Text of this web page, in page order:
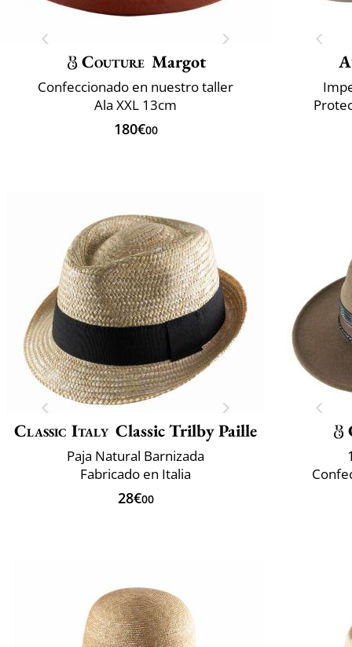
Couture Margot
Confeccionado en nuestro taller
Ala XXL 13cm
180€00
Classic Italy Classic Trilby Paille
Paja Natural Barnizada
Fabricado en Italia
28€00